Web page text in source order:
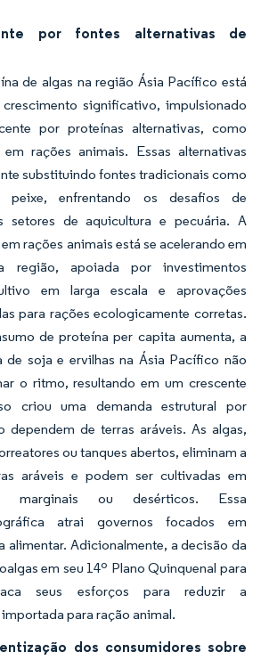
por fontes alternativas de
de algas na região Ásia Pacífico está
significativo, impulsionado
por proteínas alternativas, como
rações animais. Essas alternativas
substituindo fontes tradicionais como
enfrentando os desafios de
setores de aquicultura e pecuária. A
rações animais está se acelerando em
região, apoiada por investimentos
em larga escala e aprovações
para rações ecologicamente corretas.
de proteína per capita aumenta, a
de soja e ervilhas na Ásia Pacífico não
o ritmo, resultando em um crescente
criou uma demanda estrutural por
dependem de terras aráveis. As algas,
ou tanques abertos, eliminam a
aráveis e podem ser cultivadas em
marginais ou desérticos. Essa
atrai governos focados em
alimentar. Adicionalmente, a decisão da
em seu 14º Plano Quinquenal para
seus esforços para reduzir a
para ração animal.
dos consumidores sobre